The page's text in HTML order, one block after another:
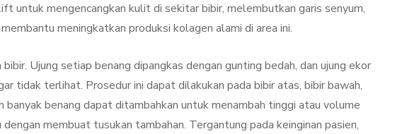
untuk mengencangkan kulit di sekitar bibir, melembutkan garis senyum,
meningkatkan produksi kolagen alami di area ini.
Ujung setiap benang dipangkas dengan gunting bedah, dan ujung ekor
tidak terlihat. Prosedur ini dapat dilakukan pada bibir atas, bibir bawah,
banyak benang dapat ditambahkan untuk menambah tinggi atau volume
membuat tusukan tambahan. Tergantung pada keinginan pasien,
Munaji November 26, 2021 By Sylmi Munaji November 20, 2021